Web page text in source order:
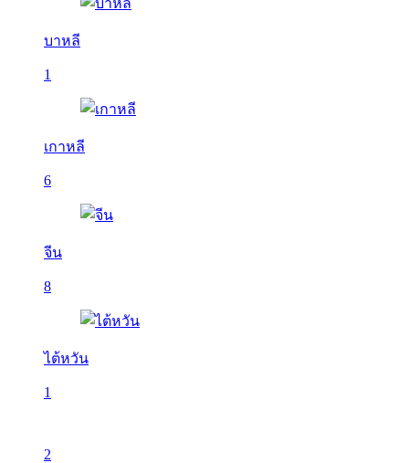
บาหลี
1
เกาหลี
6
จีน
8
ไต้หวัน
1
2